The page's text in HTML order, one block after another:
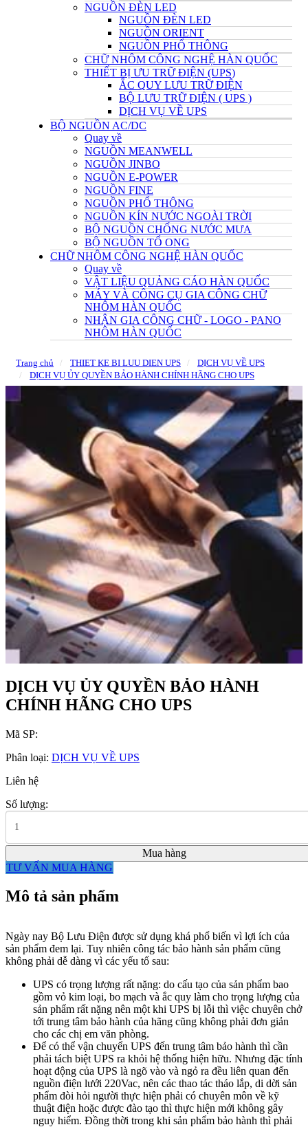
NGUỒN ĐÈN LED
NGUỒN ĐÈN LED
NGUỒN ORIENT
NGUỒN PHỔ THÔNG
CHỮ NHÔM CÔNG NGHỆ HÀN QUỐC
THIẾT BỊ ƯU TRỮ ĐIỆN (UPS)
ẮC QUY LƯU TRỮ ĐIỆN
BỘ LƯU TRỮ ĐIỆN ( UPS )
DỊCH VỤ VỀ UPS
BỘ NGUỒN AC/DC
Quay về
NGUỒN MEANWELL
NGUỒN JINBO
NGUỒN E-POWER
NGUỒN FINE
NGUỒN PHỔ THÔNG
NGUỒN KÍN NƯỚC NGOÀI TRỜI
BỘ NGUỒN CHỐNG NƯỚC MƯA
BỘ NGUỒN TỔ ONG
CHỮ NHÔM CÔNG NGHỆ HÀN QUỐC
Quay về
VẬT LIỆU QUẢNG CÁO HÀN QUỐC
MÁY VÀ CÔNG CỤ GIA CÔNG CHỮ
NHÔM HÀN QUỐC
NHẬN GIA CÔNG CHỮ - LOGO - PANO
NHÔM HÀN QUỐC
Trang chủ THIET KE BI LUU DIEN UPS
DỊCH VỤ VỀ UPS
DỊCH VỤ ỦY QUYỀN BẢO HÀNH CHÍNH HÃNG CHO UPS
DỊCH VỤ ỦY QUYỀN BẢO HÀNH
CHÍNH HÃNG CHO UPS
Mã SP:
Phân loại: DỊCH VỤ VỀ UPS
Liên hệ
Số lượng:
Mua hàng
TƯ VẤN MUA HÀNG
Mô tả sản phẩm
Ngày nay Bộ Lưu Điện được sử dụng khá phổ biến vì lợi ích của
sản phẩm đem lại. Tuy nhiên công tác bảo hành sản phẩm cũng
không phải dễ dàng vì các yếu tố sau:
UPS có trọng lượng rất nặng: do cấu tạo của sản phẩm bao
gồm vỏ kim loại, bo mạch và ắc quy làm cho trọng lượng của
sản phẩm rất nặng nên một khi UPS bị lỗi thì việc chuyên chở
tới trung tâm bảo hành của hãng cũng không phải đơn giản
cho các chị em văn phòng.
Để có thể vận chuyển UPS đến trung tâm bảo hành thì cần
phải tách biệt UPS ra khỏi hệ thống hiện hữu. Nhưng đặc tính
hoạt động của UPS là ngõ vào và ngỏ ra đều liên quan đến
nguồn điện lưới 220Vac, nên các thao tác tháo lắp, di dời sản
phẩm đòi hỏi người thực hiện phải có chuyên môn về kỹ
thuật điện hoặc được đào tạo thì thực hiện mới không gây
nguy hiểm. Đồng thời trong khi sản phẩm bảo hành thì phải